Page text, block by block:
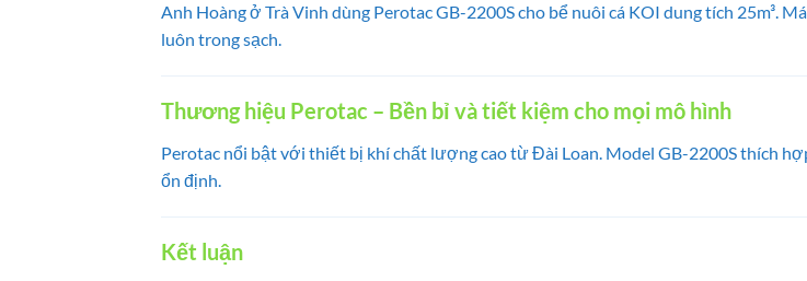
Anh Hoàng ở Trà Vinh dùng Perotac GB-2200S cho bể nuôi cá KOI dung tích 25m³.
luôn trong sạch.
Thương hiệu Perotac – Bền bỉ và tiết kiệm cho mọi mô hình
Perotac nổi bật với thiết bị khí chất lượng cao từ Đài Loan. Model GB-2200S thích
ổn định.
Kết luận